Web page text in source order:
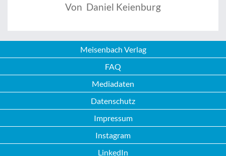
Von Daniel Keienburg
Meisenbach Verlag
FAQ
Mediadaten
Datenschutz
Impressum
Instagram
LinkedIn